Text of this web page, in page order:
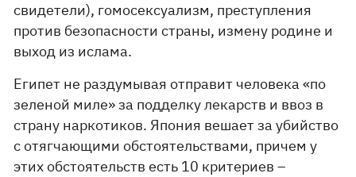
свидетели), гомосексуализм, преступления
против безопасности страны, измену родине и
выход из ислама.
Египет не раздумывая отправит человека «по
зеленой миле» за подделку лекарств и ввоз в
страну наркотиков. Япония вешает за убийство
с отягчающими обстоятельствами, причем у
этих обстоятельств есть 10 критериев –